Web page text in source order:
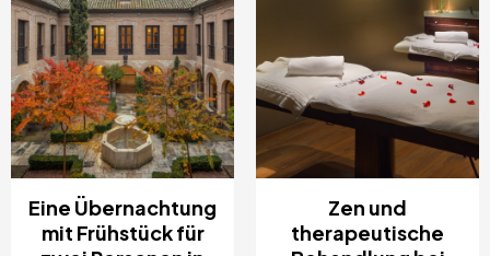
Eine Übernachtung
mit Frühstück für
Zen und
therapeutische